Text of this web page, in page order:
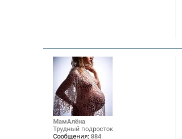
МамАлёна
Трудный подросток
Сообщения: 884